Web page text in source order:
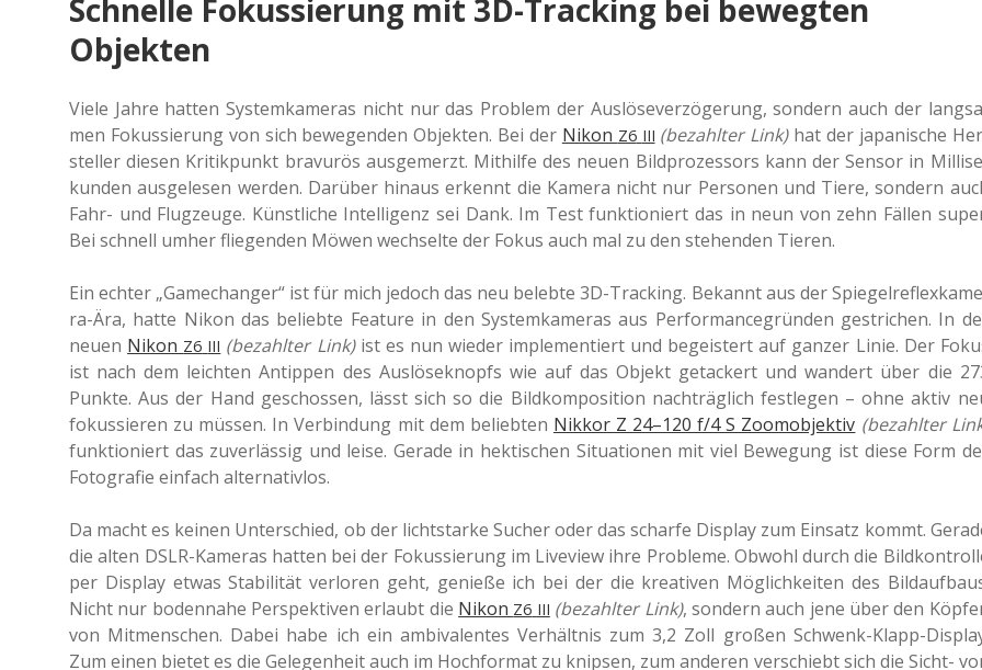
Schnelle Fokussierung mit 3D-Tracking bei bewegten
Objekten
Viele Jahre hatten Sys­tem­ka­me­ras nicht nur das Pro­blem der Aus­lö­se­ver­zö­ge­rung, son­dern auch der
men Fokus­sie­rung von sich bewe­gen­den Objek­ten. Bei der Nikon Z6 III (bezahl­ter Link)hat der japa­ni­sche
stel­ler diesen Kri­tik­punkt bra­vu­rös aus­ge­merzt. Mit­hil­fe des neuen Bild­pro­zes­sors kann der Sensor in
kun­den aus­ge­le­sen werden. Dar­über hinaus erkennt die Kamera nicht nur Per­so­nen und Tiere, son­dern
Fahr- und Flug­zeu­ge. Künst­li­che Intel­li­genz sei Dank. Im Test funk­tio­niert das in neun von zehn Fällen
Bei schnell umher flie­gen­den Möwen wech­sel­te der Fokus auch mal zu den ste­hen­den Tieren.
Ein echter „Game­ch­an­ger“ ist für mich jedoch das neu beleb­te 3D-Track­ing. Bekannt aus der
ra-Ära, hatte Nikon das belieb­te Fea­ture in den Sys­tem­ka­me­ras aus Per­for­mance­grün­den gestri­chen. In
neuen Nikon Z6 III (bezahl­ter Link)ist es nun wieder imple­men­tiert und begeis­tert auf ganzer Linie. Der
ist nach dem leich­ten Antip­pen des Aus­lö­se­knopfs wie auf das Objekt geta­ckert und wan­dert über die
Punkte. Aus der Hand geschos­sen, lässt sich so die Bild­kom­po­si­ti­on nach­träg­lich fest­le­gen – ohne aktiv
fokus­sie­ren zu müssen. In Ver­bin­dung mit dem belieb­ten Nikkor Z 24–120 f/4 S Zoom­ob­jek­tiv (bezahl­ter
funk­tio­niert das zuver­läs­sig und leise. Gerade in hek­ti­schen Situa­tio­nen mit viel Bewe­gung ist diese Form
Foto­gra­fie ein­fach alternativlos.
Da macht es keinen Unter­schied, ob der licht­star­ke Sucher oder das schar­fe Dis­play zum Ein­satz kommt.
die alten DSLR-Kame­ras hatten bei der Fokus­sie­rung im Live­view ihre Pro­ble­me. Obwohl durch die
per Dis­play etwas Sta­bi­li­tät ver­lo­ren geht, genie­ße ich bei der die krea­ti­ven Mög­lich­kei­ten des
Nicht nur boden­na­he Per­spek­ti­ven erlaubt die Nikon Z6 III (bezahl­ter Link), son­dern auch jene über den
von Mit­men­schen. Dabei habe ich ein ambi­va­len­tes Ver­hält­nis zum 3,2 Zoll großen Schwenk-Klapp-
Zum einen bietet es die Gele­gen­heit auch im Hoch­for­mat zu knip­sen, zum ande­ren ver­schiebt sich die Sicht-